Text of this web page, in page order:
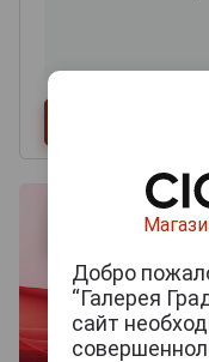
Добро
“Галерея
сайт